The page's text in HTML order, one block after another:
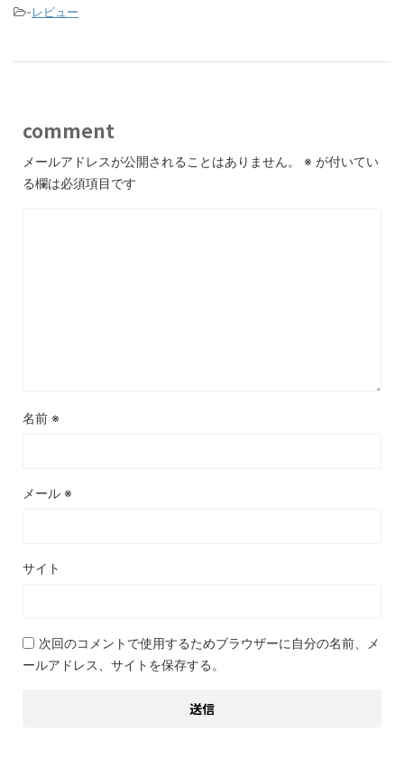
-レビュー
comment
メールアドレスが公開されることはありません。 ※ が付いてい
る欄は必須項目です
名前 ※
メール ※
サイト
次回のコメントで使用するためブラウザーに自分の名前、メ
ールアドレス、サイトを保存する。